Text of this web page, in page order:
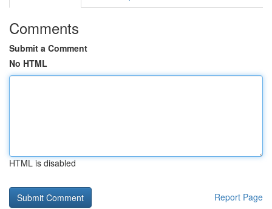
Comments
Submit a Comment
No HTML
HTML is disabled
Report Page